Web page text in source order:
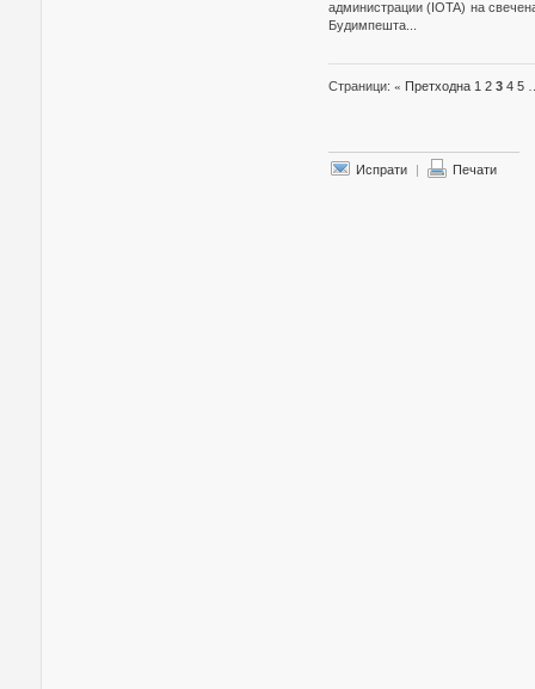
администрации (IOTA) на
Будимпешта...
Страници: « Претходна 1 2 3 4 5
Испрати | Печати